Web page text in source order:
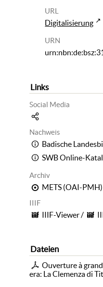
URL
Digitalisierung
URN
Links
Social Media
Nachweis
Badische
SWB Online-
Archiv
METS (OAI-PMH)
IIIF
IIIF-Viewer/
Dateien
Ouverture à
era: La Clemenza di